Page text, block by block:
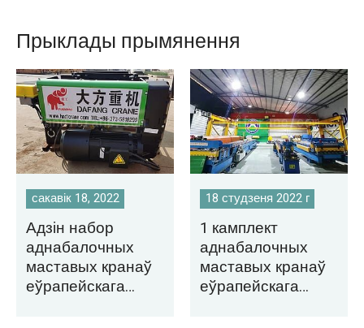
Прыклады прымянення
сакавік 18, 2022
Адзін набор
аднабалочных
маставых кранаў
еўрапейскага
18 студзеня 2022 г
1 камплект
аднабалочных
маставых кранаў
еўрапейскага